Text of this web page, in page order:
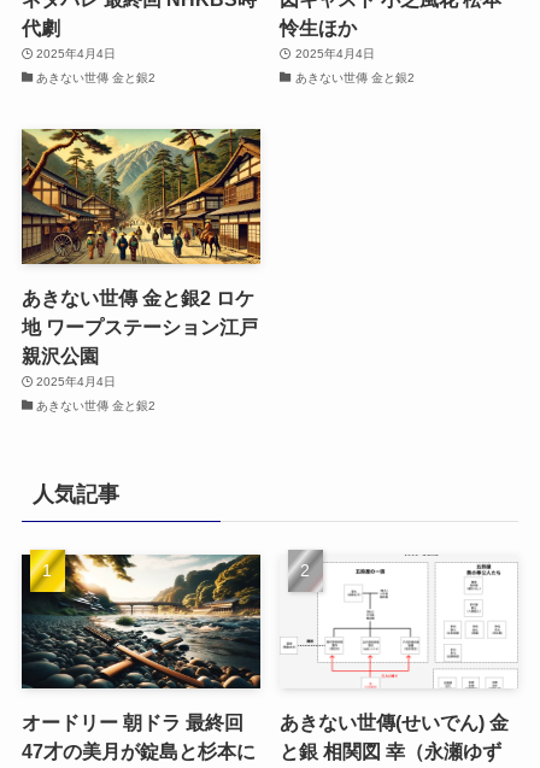
代劇
2025年4月4日
あきない世傳 金と銀2
怜生ほか
2025年4月4日
あきない世傳 金と銀2
あきない世傳 金と銀2 ロケ
地 ワープステーション江戸
親沢公園
2025年4月4日
あきない世傳 金と銀2
人気記事
オードリー 朝ドラ 最終回
47才の美月が錠島と杉本に
あきない世傳(せいでん) 金
と銀 相関図 幸（永瀬ゆず